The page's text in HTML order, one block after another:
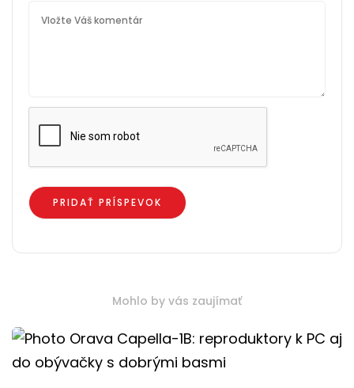
Mohlo by vás zaujímať